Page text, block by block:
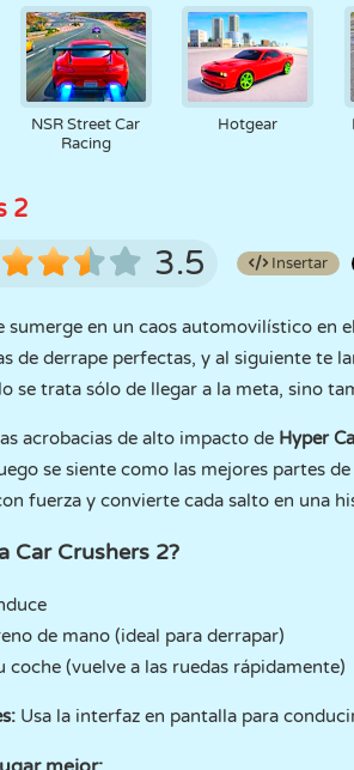
NSR Street Car
Racing
Hotgear
2
3.5 Insertar
sumerge en un caos automovilístico en
de derrape perfectas, y al siguiente te
se trata sólo de llegar a la meta, sino
acrobacias de alto impacto de Hyper
se siente como las mejores partes
fuerza y convierte cada salto en una
Car Crushers 2?
de mano (ideal para derrapar)
coche (vuelve a las ruedas rápidamente)
Usa la interfaz en pantalla para